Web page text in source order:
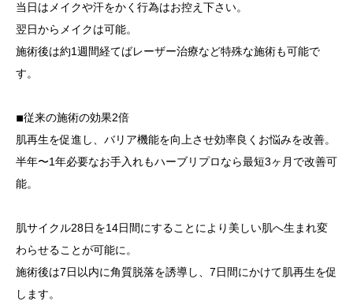
当日はメイクや汗をかく行為はお控え下さい。
翌日からメイクは可能。
施術後は約1週間経てばレーザー治療など特殊な施術も可能で
す。
◾︎従来の施術の効果2倍
肌再生を促進し、バリア機能を向上させ効率良くお悩みを改善。
半年〜1年必要なお手入れもハーブリプロなら最短3ヶ月で改善可
能。
肌サイクル28日を14日間にすることにより美しい肌へ生まれ変
わらせることが可能に。
施術後は7日以内に角質脱落を誘導し、7日間にかけて肌再生を促
します。